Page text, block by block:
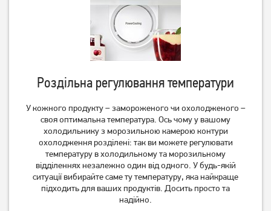
Роздільна регулювання температури
У кожного продукту – замороженого чи охолодженого –
своя оптимальна температура. Ось чому у вашому
холодильнику з морозильною камерою контури
охолодження розділені: так ви можете регулювати
температуру в холодильному та морозильному
відділеннях незалежно один від одного. У будь-якій
ситуації вибирайте саме ту температуру, яка найкраще
підходить для ваших продуктів. Досить просто та
надійно.